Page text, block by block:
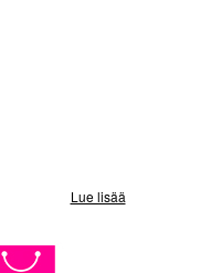
Lue lisää